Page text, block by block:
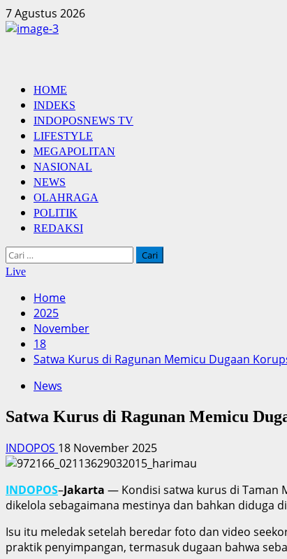
Skip
to
7 Agustus 2026
Primary
Menu
HOME
INDEKS
INDOPOSNEWS TV
LIFESTYLE
MEGAPOLITAN
NASIONAL
NEWS
OLAHRAGA
POLITIK
REDAKSI
Cari
untuk:
Live
Home
2025
November
18
Satwa Kurus di Ragunan Memicu Dugaan
News
Satwa Kurus di Ragunan Memicu
INDOPOS 18 November 2025
INDOPOS–Jakarta — Kondisi satwa kurus di Taman
dikelola sebagaimana mestinya dan bahkan diduga
Isu itu meledak setelah beredar foto dan video
praktik penyimpangan, termasuk dugaan bahwa